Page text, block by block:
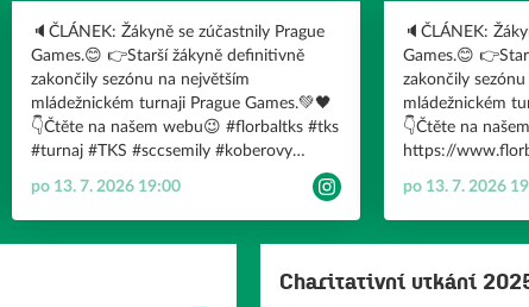
🔈ČLÁNEK: Žákyně se zúčastnily Prague
Games.😊 👉Starší žákyně definitivně
zakončily sezónu na největším
mládežnickém turnaji Prague Games.💚🖤
👇Čtěte na našem webu😉 #florbaltks #tks
#turnaj #TKS #sccsemily #koberovy
#tjturnovflorbal #florbal #tjturnov
#floorball #turnov #ceskyflorbal
#florbalturnov
po 13. 7. 2026 19:00
🔈ČLÁNEK:
Games.😊
zakončily
mládežnickém
👇Čtěte na
https://
po 13. 7. 2026
Charitativní utkání